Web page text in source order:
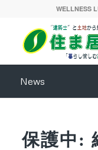
WELLNESS
News
保護中: